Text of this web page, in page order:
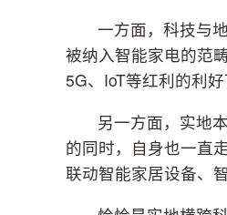
一方面，科技与
被纳入智能家电的范
5G、IoT等红利的利
另一方面，实地
的同时，自身也一直
联动智能家居设备、